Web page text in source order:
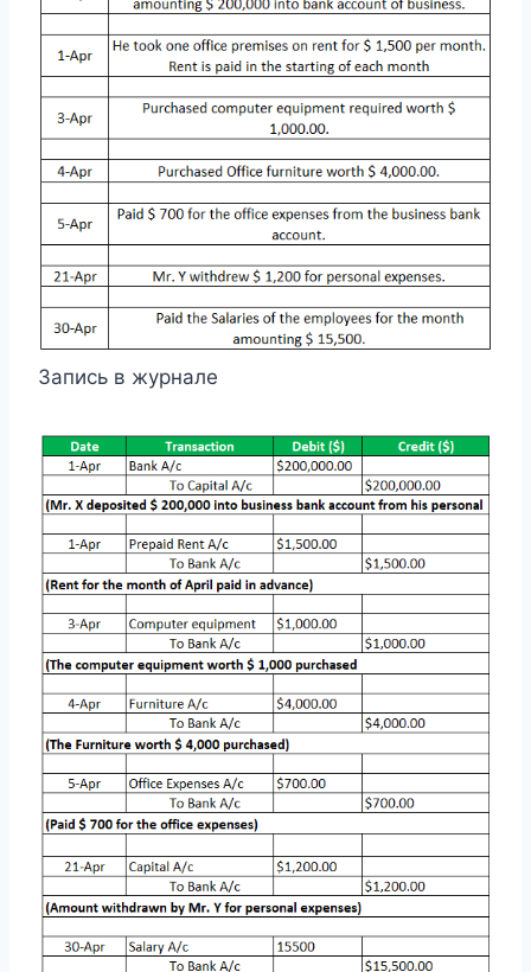
Запись в журнале